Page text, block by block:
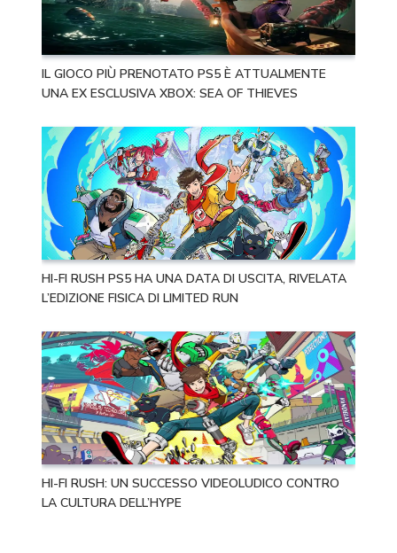
IL GIOCO PIÙ PRENOTATO PS5 È ATTUALMENTE
UNA EX ESCLUSIVA XBOX: SEA OF THIEVES
HI-FI RUSH PS5 HA UNA DATA DI USCITA, RIVELATA
L’EDIZIONE FISICA DI LIMITED RUN
HI-FI RUSH: UN SUCCESSO VIDEOLUDICO CONTRO
LA CULTURA DELL’HYPE